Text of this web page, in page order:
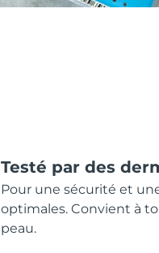
Testé par des
Pour une sécurité et
optimales. Convient à
peau.